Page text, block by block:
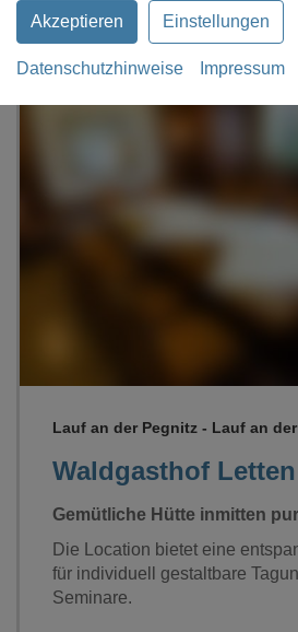
Akzeptieren Einstellungen
Datenschutzhinweise Impressum
Lauf an der Pegnitz
Waldgasthof Letten
Lauf an der Pegnitz - Lauf an
Gemütliche Hütte inmitten
Die Location bietet eine
für individuell gestaltbare
Seminare.